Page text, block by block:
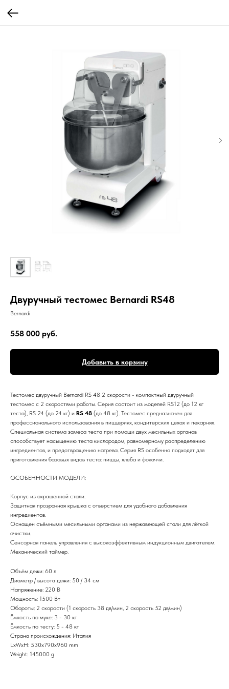
Двуручный тестомес Bernardi RS48
Bernardi
558 000 руб.
Добавить в корзину
Тестомес двуручный Bernardi RS 48 2 скорости - компактный двуручный
тестомес с 2 скоростями работы. Серия состоит из моделей RS12 (до 12 кг
теста), RS 24 (до 24 кг) и RS 48 (до 48 кг). Тестомес предназначен для
профессионального использования в пиццериях, кондитерских цехах и пекарнях.
Специальная система замеса теста при помощи двух месильных органов
способствует насыщению теста кислородом, равномерному распределению
ингредиентов, и предотвращению нагрева. Серия RS особенно подходят для
приготовления базовых видов теста: пиццы, хлеба и фокаччи.
ОСОБЕННОСТИ МОДЕЛИ:
Корпус из окрашенной стали.
Защитная прозрачная крышка с отверстием для удобного добавления
ингредиентов.
Оснащен съёмными месильными органами из нержавеющей стали для лёгкой
очистки.
Сенсорная панель управления с высокоэффективным индукционным двигателем.
Механический таймер.
Объём дежи: 60 л
Диаметр / высота дежи: 50 / 34 см
Напряжение: 220 В
Мощность: 1500 Вт
Обороты: 2 скорости (1 скорость 38 дв/мин, 2 скорость 52 дв/мин)
Ёмкость по муке: 3 - 30 кг
Ёмкость по тесту: 5 - 48 кг
Страна происхождения: Италия
LxWxH: 530x790x960 mm
Weight: 145000 g